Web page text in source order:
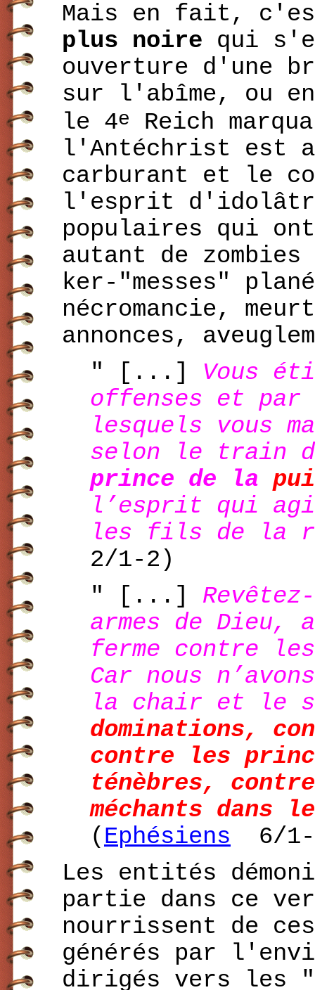
Mais en fait,
plus noire qui
ouverture d'une
sur l'abîme, ou
le 4e
Reich
l'Antéchrist est
carburant et le
l'esprit
populaires qui ont
autant de
ker-"messes"
nécromancie,
annonces,
" [...] Vous
offenses et par
lesquels vous
selon le train
prince de la
l’esprit qui
les fils de la
2/1-2)
" [...]
armes de
ferme contre
Car nous
la chair et le
dominations,
contre les
ténèbres,
méchants dans
( Ephésiens 6/1-
Les entités
partie dans ce
nourrissent de
générés par
dirigés vers les